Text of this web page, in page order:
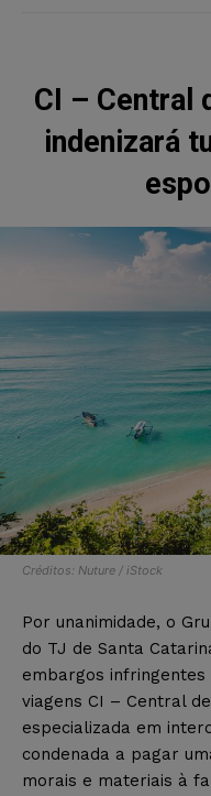
CI – Central
indenizará
Créditos: Nuture / iStock
Por unanimidade, o
do TJ de Santa
embargos
viagens CI – Central
especializada em
condenada a pagar
morais e materiais à